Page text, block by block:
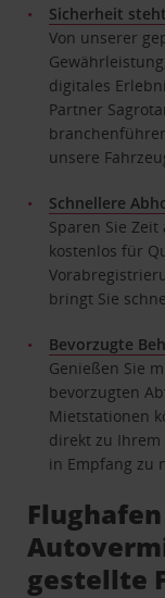
Sicherheit
Von unserer
digitales
Partner
unsere
Schnellere
Sparen Sie
kostenlos für
bringt Sie
Bevorzugte
Genießen Sie
bevorzugten
Mietstationen
direkt zu Ihrem
in Empfang zu
gestellte